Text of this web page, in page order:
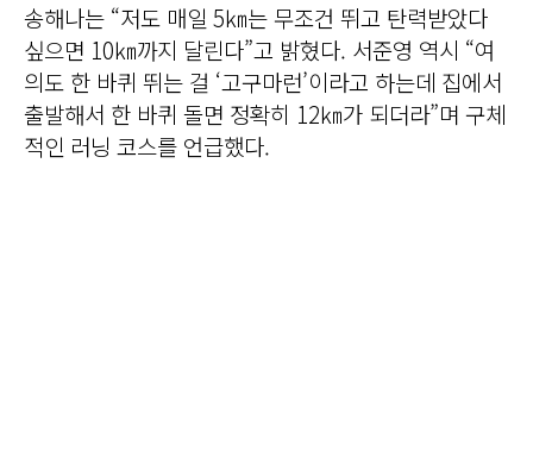
송해나는 “저도 매일 5㎞는 무조건 뛰고 탄력받았다
싶으면 10㎞까지 달린다”고 밝혔다. 서준영 역시 “여
의도 한 바퀴 뛰는 걸 ‘고구마런’이라고 하는데 집에서
출발해서 한 바퀴 돌면 정확히 12㎞가 되더라”며 구체
적인 러닝 코스를 언급했다.